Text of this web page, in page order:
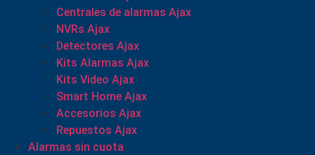
Centrales de alarmas Ajax
NVRs Ajax
Detectores Ajax
Kits Alarmas Ajax
Kits Video Ajax
Smart Home Ajax
Accesorios Ajax
Repuestos Ajax
Alarmas sin cuota